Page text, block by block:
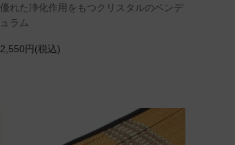
優れた浄化作用をもつクリスタルのペンデ
ュラム
2,550円(税込)